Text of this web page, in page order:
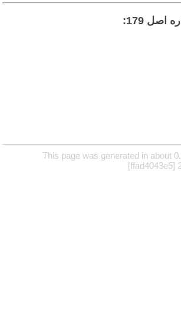
اصل 179:
This page was generated in about
[ffad4043e5]